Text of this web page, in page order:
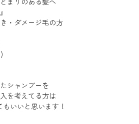
・ダメージ毛の方
シャンプーを
を考えてる方は
いいと思います！